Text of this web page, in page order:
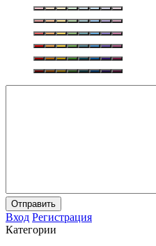
Отправить
Вход Регистрация
Категории